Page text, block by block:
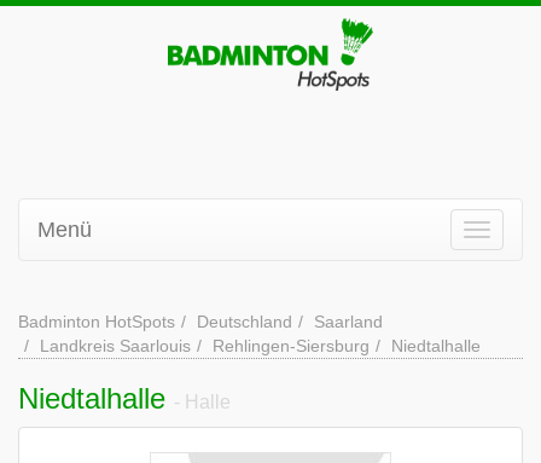
Menü
Badminton HotSpots Deutschland
Saarland
Landkreis Saarlouis
Rehlingen-Siersburg Niedtalhalle
Niedtalhalle - Halle